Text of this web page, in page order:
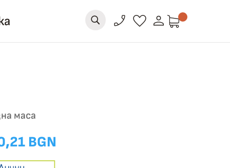
phone_enabled favorite person
U
маса
BGN